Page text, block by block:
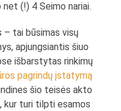
(!) 4 Seimo nariai.
– tai būsimas visų
apjungsiantis šiuo
išbarstytas rinkimų
pagrindų įstatymą
šio teisės akto
kur turi tilpti esamos